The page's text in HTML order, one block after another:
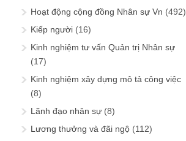
Hoạt động cộng đồng Nhân sự Vn (492)
Kiếp người (16)
Kinh nghiệm tư vấn Quản trị Nhân sự
(17)
Kinh nghiệm xây dựng mô tả công việc
(8)
Lãnh đạo nhân sự (8)
Lương thưởng và đãi ngộ (112)